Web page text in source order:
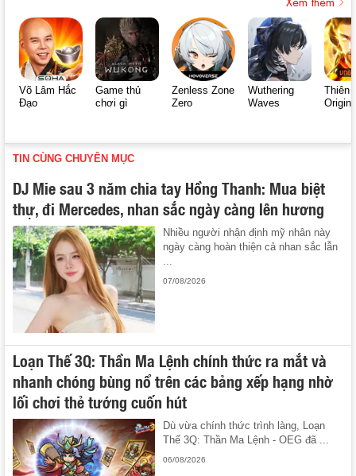
Võ Lâm Hắc
Đạo
Game thủ
chơi gì
Zenless Zone
Zero
Wuthering
Waves
Thiên
Origin
TIN CÙNG CHUYÊN MỤC
DJ Mie sau 3 năm chia tay Hồng Thanh: Mua biệt
thự, đi Mercedes, nhan sắc ngày càng lên hương
Nhiều người nhận định mỹ nhân này
ngày càng hoàn thiện cả nhan sắc lẫn
...
07/08/2026
Loạn Thế 3Q: Thần Ma Lệnh chính thức ra mắt và
nhanh chóng bùng nổ trên các bảng xếp hạng nhờ
lối chơi thẻ tướng cuốn hút
Dù vừa chính thức trình làng, Loạn
Thế 3Q: Thần Ma Lệnh - OEG đã ...
06/08/2026